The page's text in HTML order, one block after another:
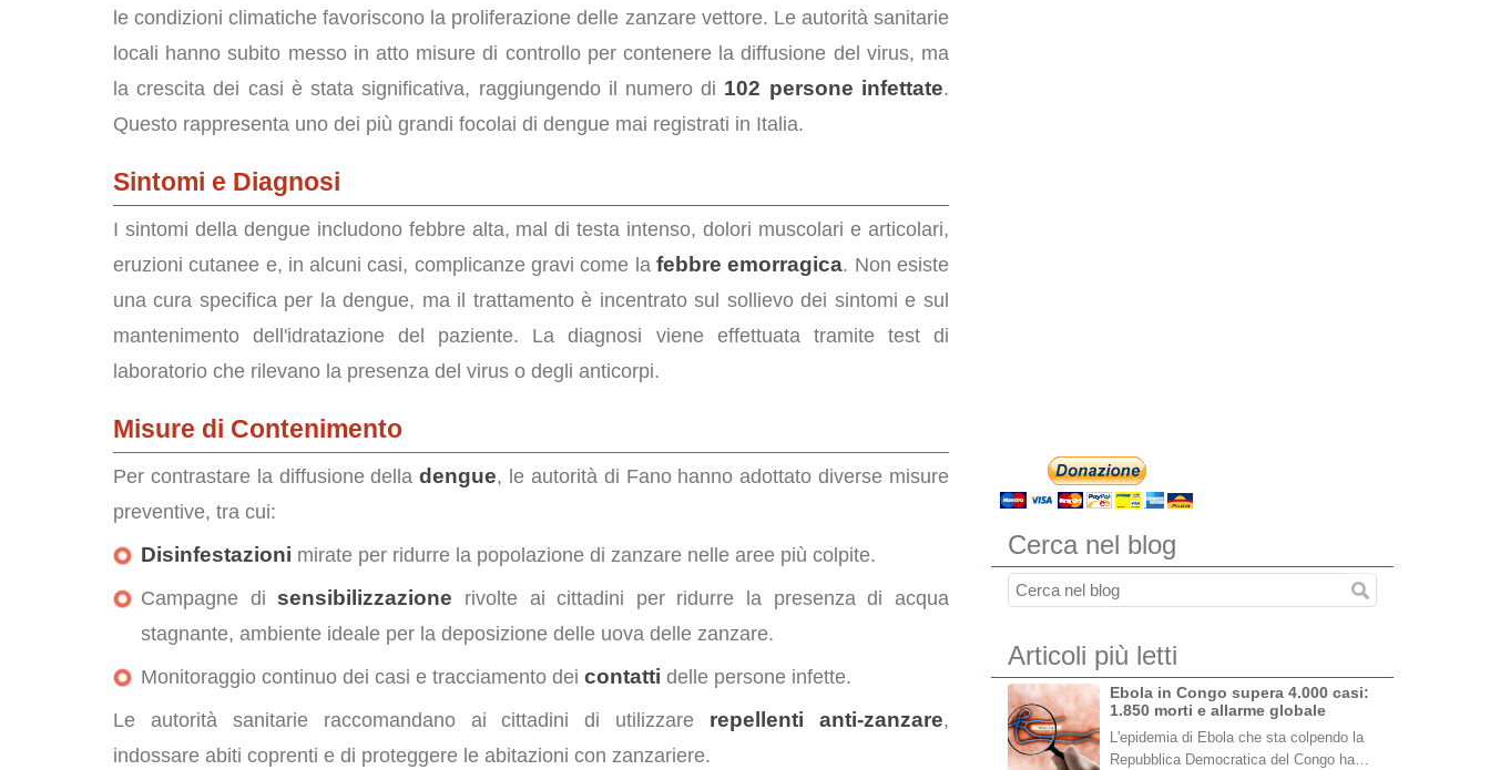
le condizioni climatiche favoriscono la proliferazione delle zanzare vettore. Le autorità sanitarie
locali hanno subito messo in atto misure di controllo per contenere la diffusione del virus, ma
la crescita dei casi è stata significativa, raggiungendo il numero di 102 persone infettate.
Questo rappresenta uno dei più grandi focolai di dengue mai registrati in Italia.
Sintomi e Diagnosi
I sintomi della dengue includono febbre alta, mal di testa intenso, dolori muscolari e articolari,
eruzioni cutanee e, in alcuni casi, complicanze gravi come la febbre emorragica. Non esiste
una cura specifica per la dengue, ma il trattamento è incentrato sul sollievo dei sintomi e sul
mantenimento dell'idratazione del paziente. La diagnosi viene effettuata tramite test di
laboratorio che rilevano la presenza del virus o degli anticorpi.
Misure di Contenimento
Per contrastare la diffusione delladengue, le autorità di Fano hanno adottato diverse misure
preventive, tra cui:
Disinfestazioni mirate per ridurre la popolazione di zanzare nelle aree più colpite.
Campagne di sensibilizzazione rivolte ai cittadini per ridurre la presenza di acqua
stagnante, ambiente ideale per la deposizione delle uova delle zanzare.
Monitoraggio continuo dei casi e tracciamento dei contatti delle persone infette.
Le autorità sanitarie raccomandano ai cittadini di utilizzare repellenti anti-zanzare,
indossare abiti coprenti e di proteggere le abitazioni con zanzariere.
Cerca nel blog
Articoli più letti
Ebola in Congo supera 4.000 casi:
1.850 morti e allarme globale
L'epidemia di Ebola che sta colpendo la
Repubblica Democratica del Congo ha…